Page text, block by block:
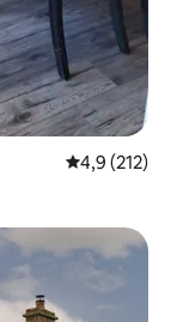
Évaluation
4,9 (212)